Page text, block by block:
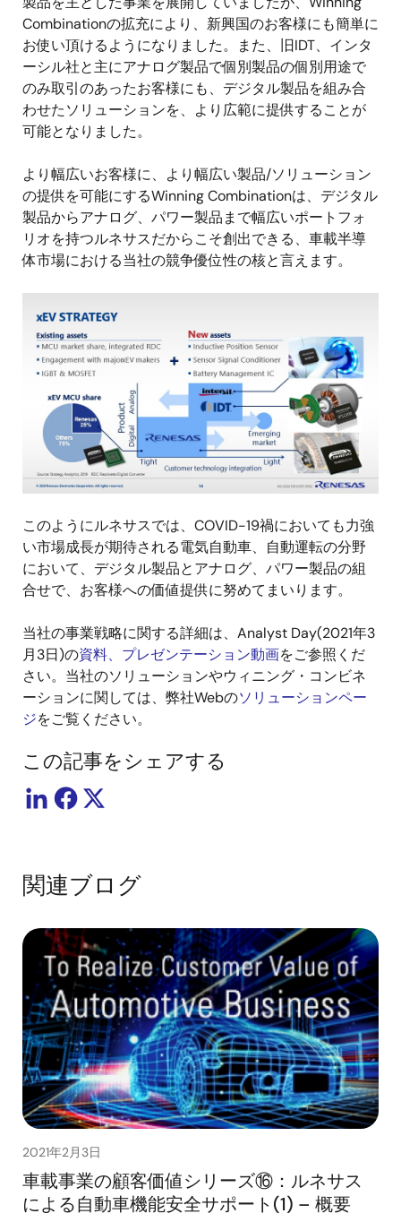
Combinationの拡充により、新興国のお客様にも簡単に
お使い頂けるようになりました。また、旧IDT、インタ
ーシル社と主にアナログ製品で個別製品の個別用途で
のみ取引のあったお客様にも、デジタル製品を組み合
わせたソリューションを、より広範に提供することが
可能となりました。
より幅広いお客様に、より幅広い製品/ソリューション
の提供を可能にするWinning Combinationは、デジタル
製品からアナログ、パワー製品まで幅広いポートフォ
リオを持つルネサスだからこそ創出できる、車載半導
体市場における当社の競争優位性の核と言えます。
像
このようにルネサスでは、COVID-19禍においても力強
い市場成長が期待される電気自動車、自動運転の分野
において、デジタル製品とアナログ、パワー製品の組
合せで、お客様への価値提供に努めてまいります。
当社の事業戦略に関する詳細は、Analyst Day(2021年3
月3日)の資料、プレゼンテーション動画をご参照くだ
さい。当社のソリューションやウィニング・コンビネ
ーションに関しては、弊社Webのソリューションペー
ジをご覧ください。
この記事をシェアする
関連ブログ
2021年2月3日
車載事業の顧客価値シリーズ⑯：ルネサス
による自動車機能安全サポート(1) – 概要